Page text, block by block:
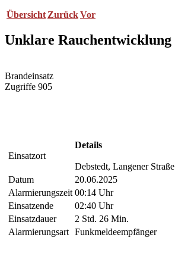
Übersicht ZurückVor
Unklare Rauchentwicklung
Brandeinsatz
Zugriffe 905
Einsatzort
Details
Debstedt, Langener Straße
Datum
20.06.2025
Alarmierungszeit 00:14 Uhr
Einsatzende
02:40 Uhr
Einsatzdauer
2 Std. 26 Min.
Alarmierungsart Funkmeldeempfänger